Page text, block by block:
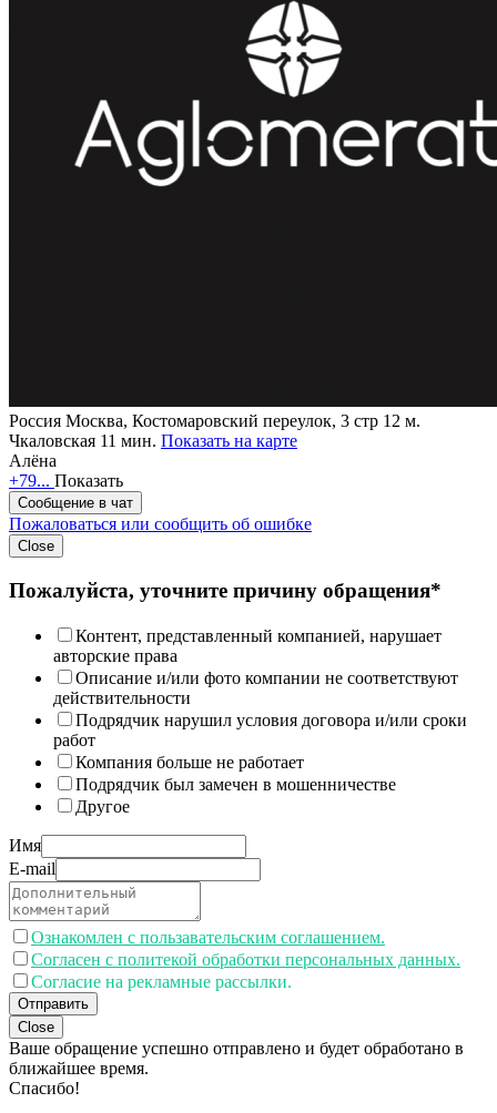
Россия Москва, Костомаровский переулок, 3 стр 12 м.
Чкаловская 11 мин. Показать на карте
Алёна
+79... Показать
Сообщение в чат
Пожаловаться или сообщить об ошибке
Close
Пожалуйста, уточните причину обращения*
Контент, представленный компанией, нарушает
авторские права
Описание и/или фото компании не соответствуют
действительности
Подрядчик нарушил условия договора и/или сроки
работ
Компания больше не работает
Подрядчик был замечен в мошенничестве
Другое
Имя
E-mail
Ознакомлен с пользавательским соглашением.
Согласен с политекой обработки персональных данных.
Согласие на рекламные рассылки.
Отправить
Close
Ваше обращение успешно отправлено и будет обработано в
ближайшее время.
Спасибо!